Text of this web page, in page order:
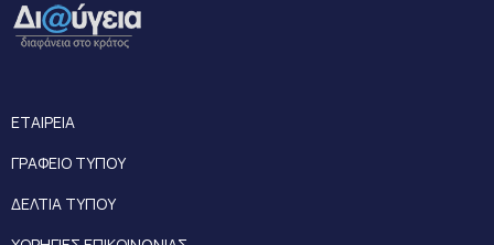
ΕΤΑΙΡΕΙΑ
ΓΡΑΦΕΙΟ ΤΥΠΟΥ
ΔΕΛΤΙΑ ΤΥΠΟΥ